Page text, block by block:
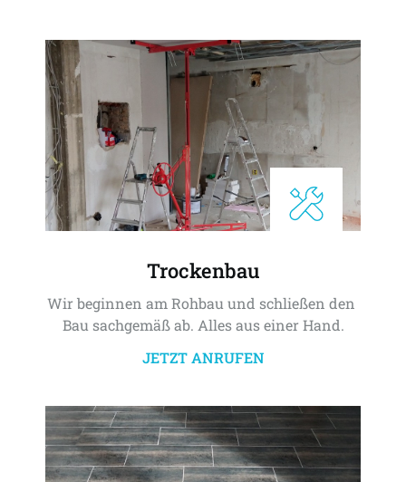
Trockenbau
Wir beginnen am Rohbau und schließen den
Bau sachgemäß ab. Alles aus einer Hand.
JETZT ANRUFEN